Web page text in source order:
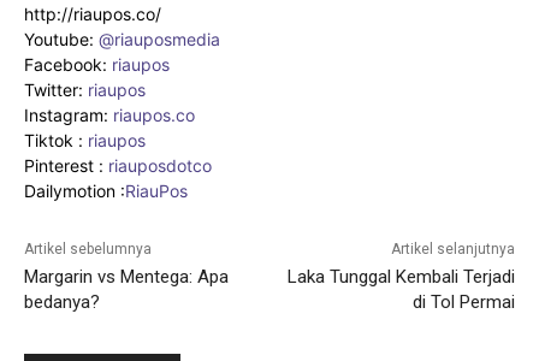
http://riaupos.co/
Youtube: @riauposmedia
Facebook: riaupos
Twitter: riaupos
Instagram: riaupos.co
Tiktok : riaupos
Pinterest : riauposdotco
Dailymotion :RiauPos
Artikel sebelumnya
Margarin vs Mentega: Apa
bedanya?
Artikel selanjutnya
Laka Tunggal Kembali Terjadi
di Tol Permai